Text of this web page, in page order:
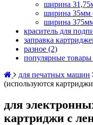
ширина
ширина 35мм
ширина
краситель для
заправка
разное (2)
популярные товары
для печатных машин
(используются
для
картриджи с